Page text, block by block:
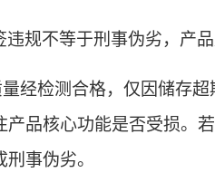
规不等于刑事伪劣，产
经检测合格，仅因储存
产品核心功能是否受损。
事伪劣。